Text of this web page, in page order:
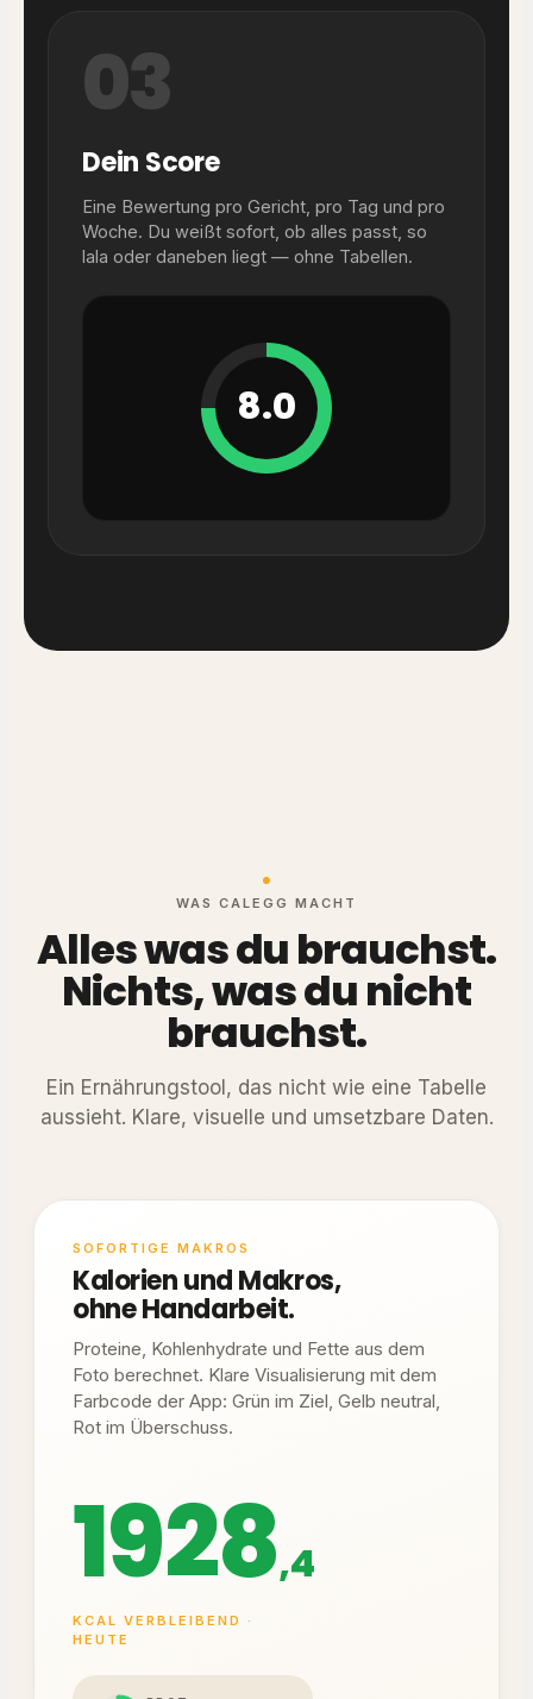
03
Dein Score
Eine Bewertung pro Gericht, pro Tag und pro
Woche. Du weißt sofort, ob alles passt, so
lala oder daneben liegt — ohne Tabellen.
8.0
WAS CALEGG MACHT
Alles was du brauchst.
Nichts, was du nicht
brauchst.
Ein Ernährungstool, das nicht wie eine Tabelle
aussieht. Klare, visuelle und umsetzbare Daten.
SOFORTIGE MAKROS
Kalorien und Makros,
ohne Handarbeit.
Proteine, Kohlenhydrate und Fette aus dem
Foto berechnet. Klare Visualisierung mit dem
Farbcode der App: Grün im Ziel, Gelb neutral,
Rot im Überschuss.
1928,4
KCAL VERBLEIBEND ·
HEUTE